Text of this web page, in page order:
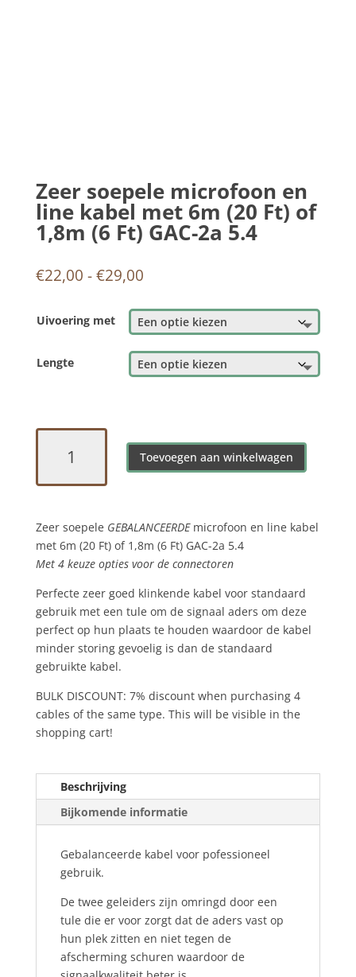
Zeer soepele microfoon en
line kabel met 6m (20 Ft) of
1,8m (6 Ft) GAC-2a 5.4
€22,00 - €29,00Prijsklasse:
tot
€29,00
Uivoering met
Lengte
soepele
kabel
met
6m
Ft)
of
1,8m
(6
Ft)
GAC-
2a
5.4
Toevoegen aan winkelwagen
Zeer soepele GEBALANCEERDE microfoon en line kabel
met 6m (20 Ft) of 1,8m (6 Ft) GAC-2a 5.4
Met 4 keuze opties voor de connectoren
Perfecte zeer goed klinkende kabel voor standaard
gebruik met een tule om de signaal aders om deze
perfect op hun plaats te houden waardoor de kabel
minder storing gevoelig is dan de standaard
gebruikte kabel.
BULK DISCOUNT: 7% discount when purchasing 4
cables of the same type. This will be visible in the
shopping cart!
Beschrijving
Bijkomende informatie
Gebalanceerde kabel voor pofessioneel
gebruik.
De twee geleiders zijn omringd door een
tule die er voor zorgt dat de aders vast op
hun plek zitten en niet tegen de
afscherming schuren waardoor de